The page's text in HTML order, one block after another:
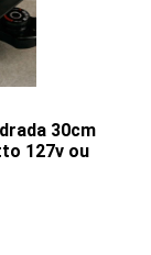
30cm
127v ou